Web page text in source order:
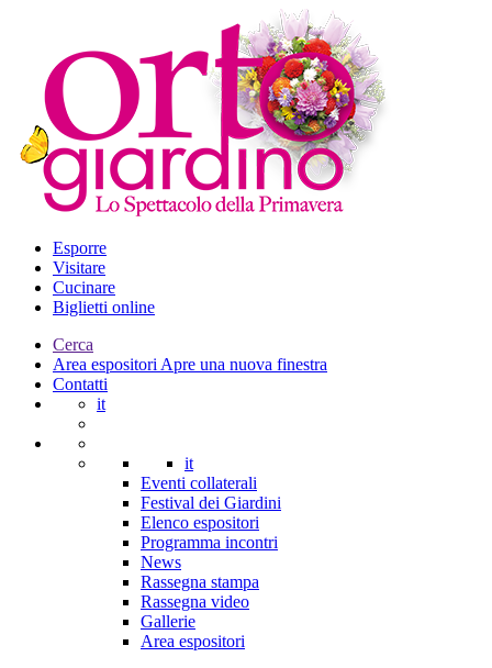
Esporre
Visitare
Cucinare
Biglietti online
Cerca
Area espositori Apre una nuova finestra
Contatti
it
it
Eventi collaterali
Festival dei Giardini
Elenco espositori
Programma incontri
News
Rassegna stampa
Rassegna video
Gallerie
Area espositori